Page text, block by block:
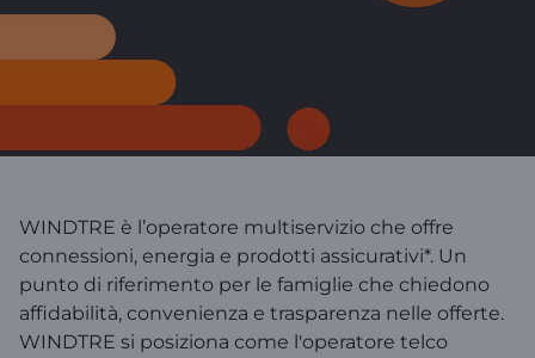
WINDTRE è l’operatore multiservizio che offre
connessioni, energia e prodotti assicurativi*. Un
punto di riferimento per le famiglie che chiedono
affidabilità, convenienza e trasparenza nelle offerte.
WINDTRE si posiziona come l'operatore telco